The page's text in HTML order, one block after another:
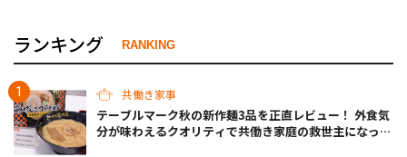
ランキング RANKING
共働き家事
テーブルマーク秋の新作麺3品を正直レビュー！ 外食気
分が味わえるクオリティで共働き家庭の救世主になって